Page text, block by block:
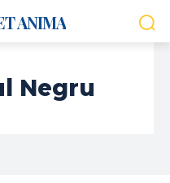
ANIMA
Negru